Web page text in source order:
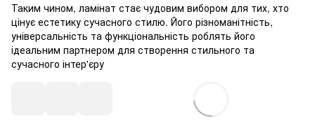
Таким чином, ламінат стає чудовим вибором для тих, хто
цінує естетику сучасного стилю. Його різноманітність,
універсальність та функціональність роблять його
ідеальним партнером для створення стильного та
сучасного інтер'єру